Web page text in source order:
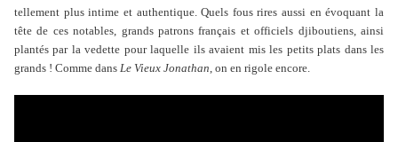
tellement plus intime et authentique. Quels fous rires aussi en évoquant la
tête de ces notables, grands patrons français et officiels djiboutiens, ainsi
plantés par la vedette pour laquelle ils avaient mis les petits plats dans les
grands ! Comme dans Le Vieux Jonathan, on en rigole encore.